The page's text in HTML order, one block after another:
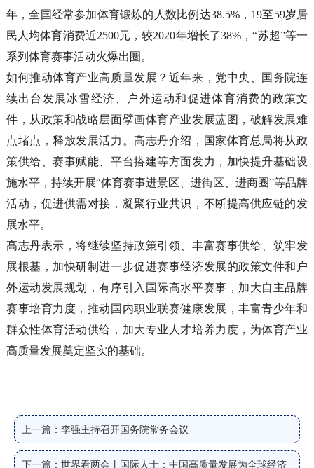
年，全国经常参加体育锻炼的人数比例达38.5%，19至59岁居
民人均体育消费近2500元，较2020年增长了38%，“苏超”等一
系列体育赛事活动火爆出圈。
如何推动体育产业高质量发展？近年来，党中央、国务院连
续出台发展冰雪经济、户外运动和促进体育消费的政策文
件，从政策和战略层面擘画体育产业发展蓝图，破解发展难
点堵点，释放发展活力。高志丹介绍，国家体育总局将从政
策供给、赛事赋能、平台搭建等方面发力，加快提升基础设
施水平，持续开展“体育赛事进景区、进街区、进商圈”等品牌
活动，促进供需对接，凝聚行业共识，不断提高供应链的发
展水平。
高志丹表示，将继续坚持政策引领、丰富赛事供给、筑牢发
展根基，加快研制进一步促进赛事经济发展的政策文件和户
外运动发展规划，有序引入国际高水平赛事，加大自主品牌
赛事培育力度，推动国内职业联赛健康发展，丰富青少年和
群众性体育活动供给，加大专业人才培养力度，为体育产业
高质量发展奠定坚实的基础。
上一篇：李强主持召开国务院常务会议
下一篇：世界看两会丨国际人士：中国高质量发展为全球经济